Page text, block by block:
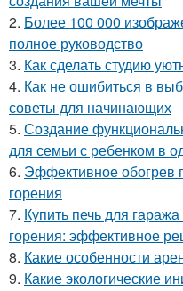
2. Более 100 000
полное руководство
3. Как сделать студию
4. Как не ошибиться в
советы для начинающих
5. Создание
для семьи с ребенком в
6. Эффективное обогрев
горения
7. Купить печь для
горения: эффективное
8. Какие особенности
9. Какие экологические